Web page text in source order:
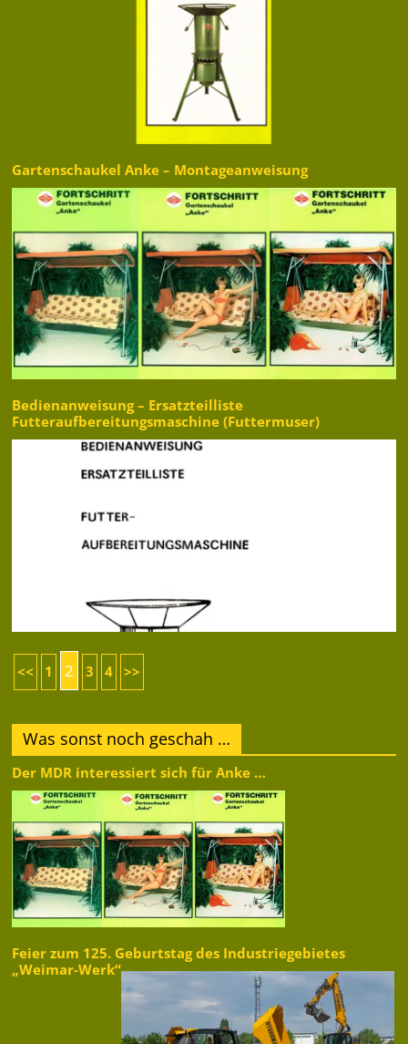
Gartenschaukel Anke – Montageanweisung
Bedienanweisung – Ersatzteilliste
Futteraufbereitungsmaschine (Futtermuser)
<< 1 2 3 4 >>
Was sonst noch geschah …
Der MDR interessiert sich für Anke …
Feier zum 125. Geburtstag des Industriegebietes
„Weimar-Werk“